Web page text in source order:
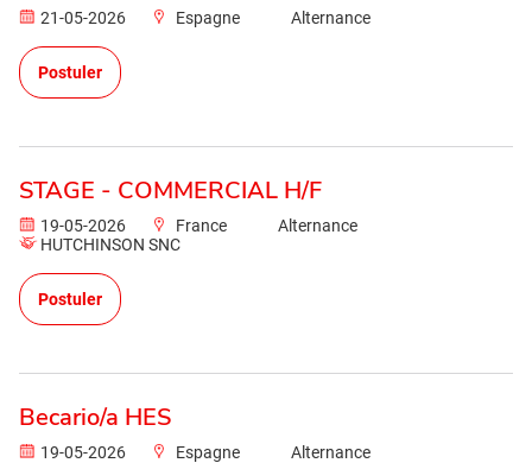
21-05-2026 Espagne Alternance
Postuler
STAGE - COMMERCIAL H/F
19-05-2026 France
Alternance
HUTCHINSON SNC
Postuler
Becario/a HES
19-05-2026 Espagne Alternance